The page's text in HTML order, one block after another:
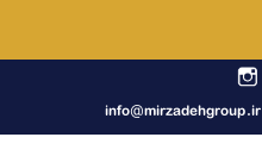
info@mirzadehgroup.ir